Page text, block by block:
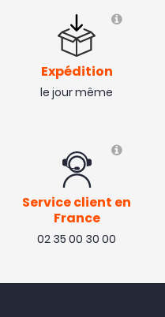
Expédition
le jour même
Service client en
France
02 35 00 30 00